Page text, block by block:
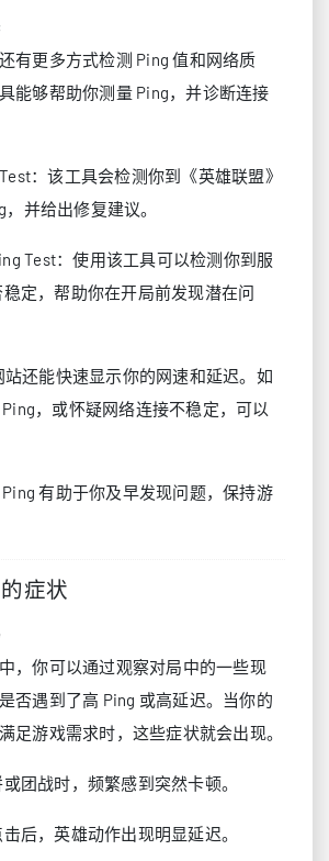
有更多方式检测 Ping 值和网络质
能够帮助你测量 Ping，并诊断连接
：该工具会检测你到《英雄联盟》
并给出修复建议。
Test：使用该工具可以检测你到服
定，帮助你在开局前发现潜在问
站还能快速显示你的网速和延迟。如
，或怀疑网络连接不稳定，可以
有助于你及早发现问题，保持游
症状
，你可以通过观察对局中的一些现
否遇到了高 Ping 或高延迟。当你的
足游戏需求时，这些症状就会出现。
团战时，频繁感到突然卡顿。
后，英雄动作出现明显延迟。